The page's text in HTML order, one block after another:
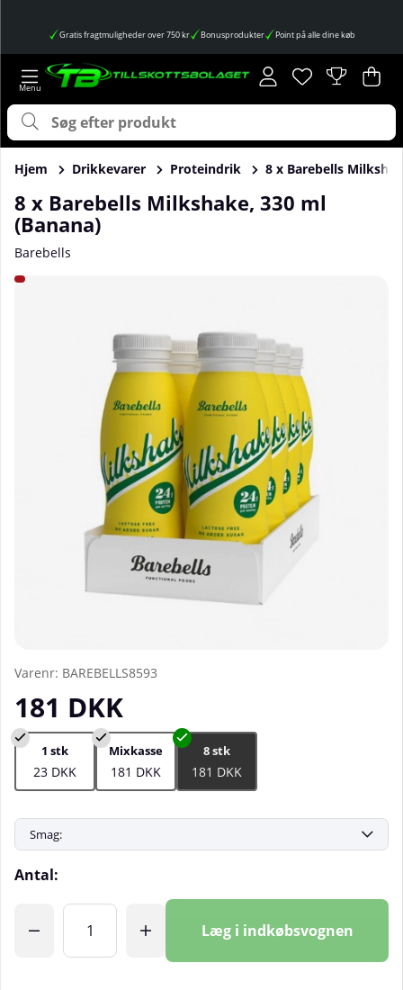
Gratis fragtmuligheder over 750 kr Bonusprodukter Point på alle dine køb
Ønskeliste
Antal på
. .
Hjem Drikkevarer Proteindrik 8 x Barebells
8 x Barebells Milkshake, 330 ml
(Banana)
Barebells
Produktbilleder 8 x Barebells Milkshake, 330 ml (Banana)
Varenr: BAREBELLS8593
181 DKK
1 stk
23 DKK
Mixkasse
181 DKK
8 stk
181 DKK
Antal:
Læg i indkøbsvognen